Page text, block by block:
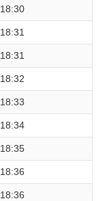
18:30
18:31
18:31
18:32
18:33
18:34
18:35
18:36
18:36